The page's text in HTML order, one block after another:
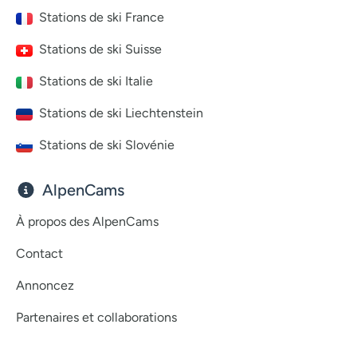
Stations de ski France
Stations de ski Suisse
Stations de ski Italie
Stations de ski Liechtenstein
Stations de ski Slovénie
AlpenCams
À propos des AlpenCams
Contact
Annoncez
Partenaires et collaborations